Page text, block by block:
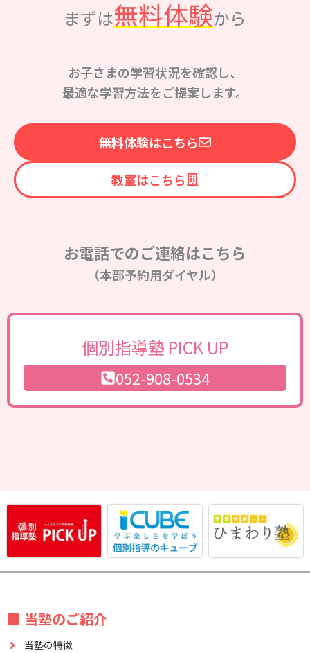
まずは無料体験から
お子さまの学習状況を確認し、
最適な学習方法をご提案します。
無料体験はこちら
教室はこちら
お電話でのご連絡はこちら
（本部予約用ダイヤル）
個別指導塾 PICK UP
052-908-0534
■ 当塾のご紹介
当塾の特徴